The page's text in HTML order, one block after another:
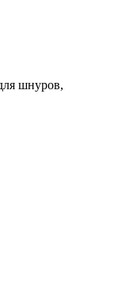
шнуров,